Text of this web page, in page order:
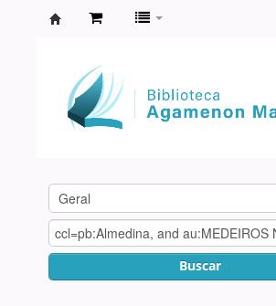
Agamenon
Magalhães
Buscar